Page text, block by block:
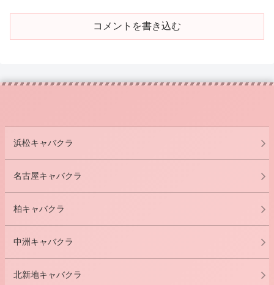
コメントを書き込む
浜松キャバクラ
名古屋キャバクラ
柏キャバクラ
中洲キャバクラ
北新地キャバクラ